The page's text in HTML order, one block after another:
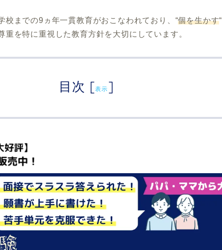
校までの9ヵ年一貫教育がおこなわれており、 “個を生かす“
重 を特に重視した教育方針を大切にしています。
目次 [表示 ]